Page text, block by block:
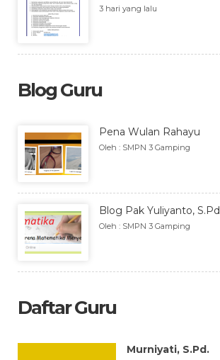
3 hari yang lalu
Blog Guru
Pena Wulan Rahayu
Oleh : SMPN 3 Gamping
Blog Pak Yuliyanto, S.Pd
Oleh : SMPN 3 Gamping
Daftar Guru
Murniyati, S.Pd.